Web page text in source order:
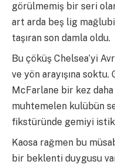
görülmemiş bir seri
art arda beş lig
taşıran son damla oldu.
Bu çöküş Chelsea’yi
ve yön arayışına
McFarlane bir kez
muhtemelen kulübün
fikstüründe gemiyi
Kaosa rağmen bu
bir beklenti duygusu